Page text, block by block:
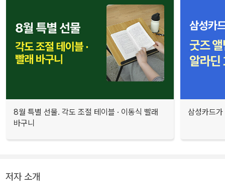
8월 특별 선물. 각도 조절 테이블 · 이동식 빨래
바구니
삼성카드
저자 소개